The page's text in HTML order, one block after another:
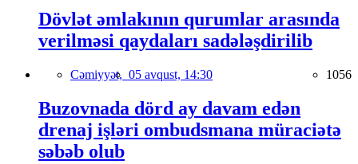
Dövlət əmlakının qurumlar arasında
verilməsi qaydaları sadələşdirilib
Cəmiyyət, 05 avqust, 14:30 1056
Buzovnada dörd ay davam edən
drenaj işləri ombudsmana müraciətə
səbəb olub